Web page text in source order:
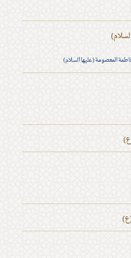
المعصومة (عليها السلام)